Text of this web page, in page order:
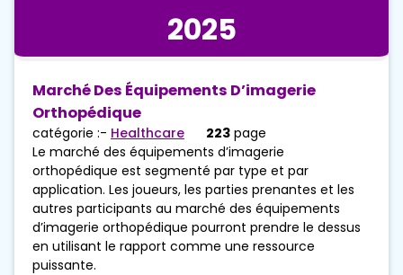
2025
Marché Des Équipements D’imagerie
Orthopédique
catégorie :- Healthcare 223 page
Le marché des équipements d’imagerie
orthopédique est segmenté par type et par
application. Les joueurs, les parties prenantes et les
autres participants au marché des équipements
d’imagerie orthopédique pourront prendre le dessus
en utilisant le rapport comme une ressource
puissante.